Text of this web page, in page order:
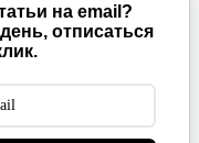
на email?
отписаться